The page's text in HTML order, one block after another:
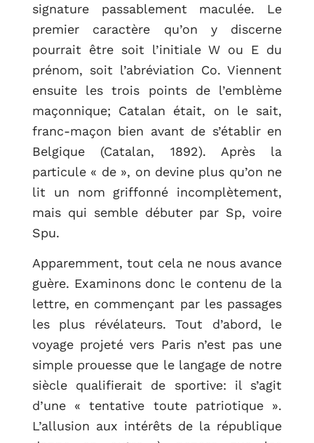
signature passablement maculée. Le
premier caractère qu’on y discerne
pourrait être soit l’initiale W ou E du
prénom, soit l’abréviation Co. Viennent
ensuite les trois points de l’emblème
maçonnique; Catalan était, on le sait,
franc-maçon bien avant de s’établir en
Belgique (Catalan, 1892). Après la
particule « de », on devine plus qu’on ne
lit un nom griffonné incomplètement,
mais qui semble débuter par Sp, voire
Spu.
Apparemment, tout cela ne nous avance
guère. Examinons donc le contenu de la
lettre, en commençant par les passages
les plus révélateurs. Tout d’abord, le
voyage projeté vers Paris n’est pas une
simple prouesse que le langage de notre
siècle qualifierait de sportive: il s’agit
d’une « tentative toute patriotique ».
L’allusion aux intérêts de la république